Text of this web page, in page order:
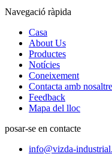
Navegació ràpida
Casa
About Us
Productes
Notícies
Coneixement
Contacta amb
Feedback
Mapa del lloc
posar-se en contacte
info@vizda-